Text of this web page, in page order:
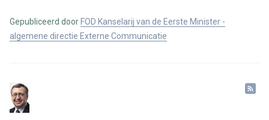
Gepubliceerd door FOD Kanselarij van de Eerste Minister -
algemene directie Externe Communicatie